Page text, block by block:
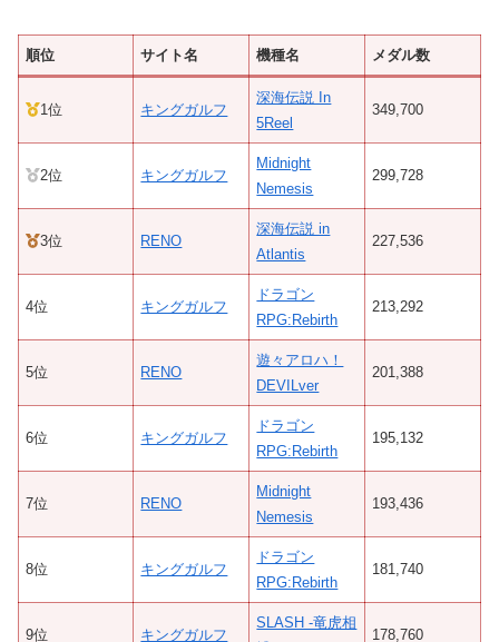
順位 サイト名 機種名 メダル数
1位 キングガルフ
深海伝説 In
5Reel
349,700
2位 キングガルフ
Midnight
Nemesis
299,728
3位 RENO
深海伝説 in
Atlantis
227,536
4位 キングガルフ
ドラゴン
RPG:Rebirth
213,292
5位 RENO
遊々アロハ！
DEVILver
201,388
6位 キングガルフ
ドラゴン
RPG:Rebirth
195,132
7位 RENO
Midnight
Nemesis
193,436
8位 キングガルフ
ドラゴン
RPG:Rebirth
181,740
9位 キングガルフ
SLASH -竜虎相
178,760